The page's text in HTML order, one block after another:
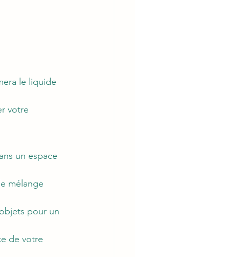
le liquide
votre
un espace
mélange
pour un
de votre